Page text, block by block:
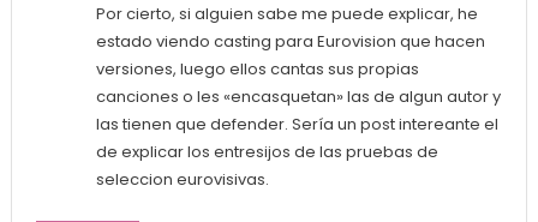
Por cierto, si alguien sabe me puede explicar, he
estado viendo casting para Eurovision que hacen
versiones, luego ellos cantas sus propias
canciones o les «encasquetan» las de algun autor y
las tienen que defender. Sería un post intereante el
de explicar los entresijos de las pruebas de
seleccion eurovisivas.